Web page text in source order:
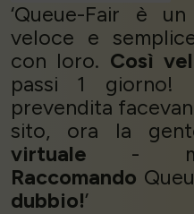
‘Queue-Fair è un
veloce e
con loro. Così
passi 1
prevendita
sito, ora la
virtuale -
Raccomando
dubbio!’